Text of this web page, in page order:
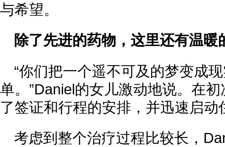
与希望。
除了先进的药物，这里还有温暖
“你们把一个遥不可及的梦变成
单。”Daniel的女儿激动地说。在
了签证和行程的安排，并迅速启动
考虑到整个治疗过程比较长，